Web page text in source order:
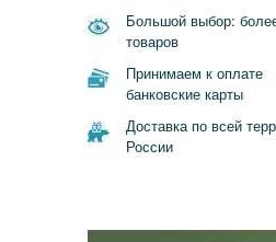
Большой выбор:
товаров
Принимаем к оплате
банковские карты
Доставка по всей
России